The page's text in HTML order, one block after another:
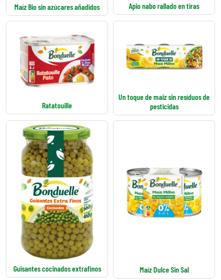
Maíz Bio sin azúcares añadidos Apio nabo rallado en tiras
Ratatouille
Un toque de maiz sin resíduos de
pesticidas
Guisantes cocinados extrafinos Maíz Dulce Sin Sal